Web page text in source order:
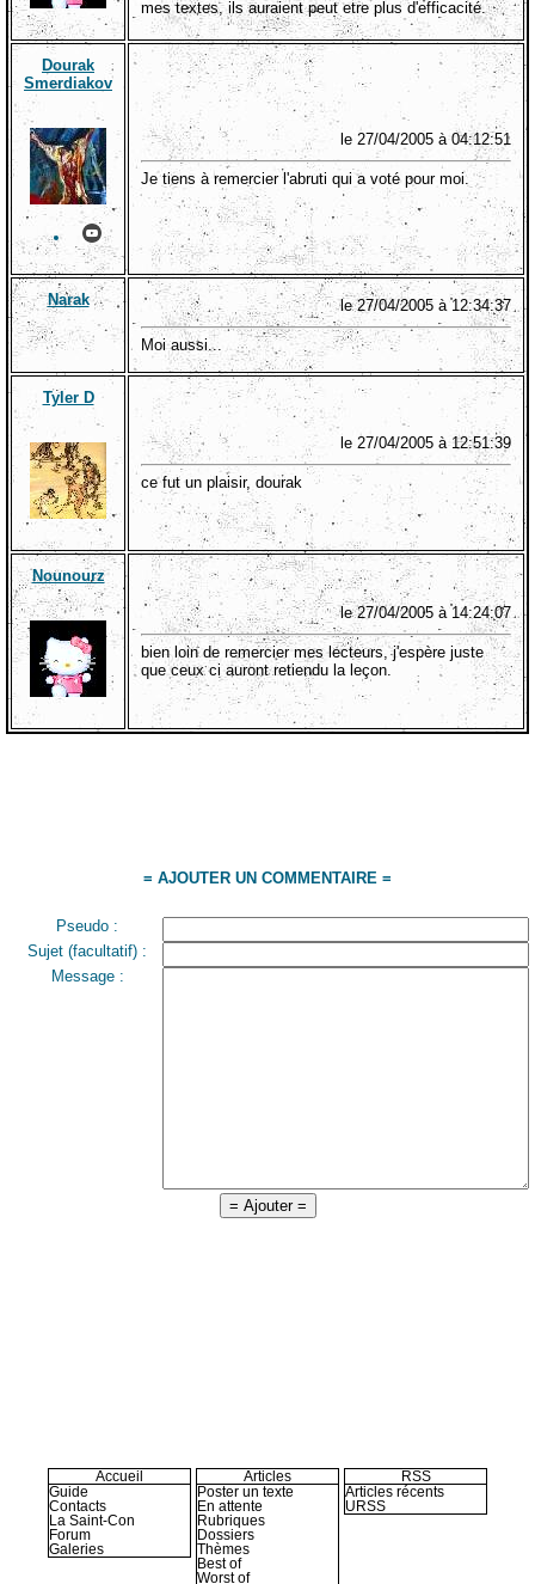
mes textes, ils auraient peut etre plus d'efficacité.
Dourak
Smerdiakov
le 27/04/2005 à 04:12:51
Je tiens à remercier l'abruti qui a voté pour moi.
Narak le 27/04/2005 à 12:34:37
Moi aussi...
Tyler D
le 27/04/2005 à 12:51:39
ce fut un plaisir, dourak
Nounourz
le 27/04/2005 à 14:24:07
bien loin de remercier mes lecteurs, j'espère juste
que ceux ci auront retiendu la leçon.
= AJOUTER UN COMMENTAIRE =
Pseudo :
Sujet (facultatif) :
Message :
Accueil
Guide
Contacts
La Saint-Con
Forum
Galeries
Articles
Poster un texte
En attente
Rubriques
Dossiers
Thèmes
Best of
Worst of
RSS
Articles récents
URSS